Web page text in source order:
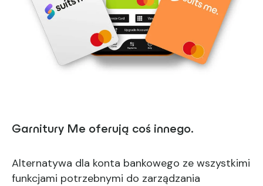
Garnitury Me oferują coś innego.
Alternatywa dla konta bankowego ze wszystkimi
funkcjami potrzebnymi do zarządzania